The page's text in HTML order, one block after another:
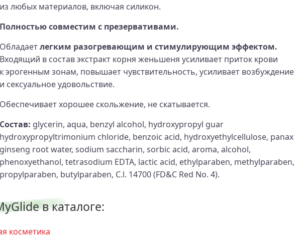
из любых материалов, включая силикон.
Полностью совместим с презервативами.
Обладаетлегким разогревающим и стимулирующим эффектом.
Входящий в состав экстракт корня женьшеня усиливает приток крови
к эрогенным зонам, повышает чувствительность, усиливает возбуждение
и сексуальное удовольствие.
Обеспечивает хорошее скольжение, не скатывается.
Состав: glycerin, aqua, benzyl alcohol, hydroxypropyl guar
hydroxypropyltrimonium chloride, benzoic acid, hydroxyethylcellulose, panax
ginseng root water, sodium saccharin, sorbic acid, aroma, alcohol,
phenoxyethanol, tetrasodium EDTA, lactic acid, ethylparaben, methylparaben,
propylparaben, butylparaben, C.l. 14700 (FD&C Red No. 4).
в каталоге:
косметика